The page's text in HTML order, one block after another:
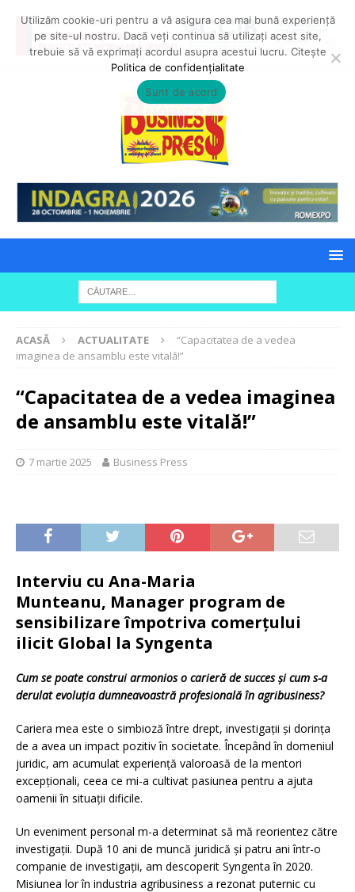
ACASĂ ACTUALITATE
“Capacitatea de a vedea
imaginea de ansamblu este vitală!”
“Capacitatea de a vedea imaginea
de ansamblu este vitală!”
7 martie 2025 Business Press
Interviu cu Ana-Maria
Munteanu, Manager program de
sensibilizare împotriva comerțului
ilicit Global la Syngenta
Cum se poate construi armonios o carieră de succes și cum s-a
derulat evoluția dumneavoastră profesională în agribusiness?
Cariera mea este o simbioză între drept, investigații și dorința
de a avea un impact pozitiv în societate. Începând în domeniul
juridic, am acumulat experiență valoroasă de la mentori
excepționali, ceea ce mi-a cultivat pasiunea pentru a ajuta
oamenii în situații dificile.
Un eveniment personal m-a determinat să mă reorientez către
investigații. După 10 ani de muncă juridică și patru ani într-o
companie de investigații, am descoperit Syngenta în 2020.
Misiunea lor în industria agribusiness a rezonat puternic cu
Utilizăm cookie-uri pentru a vă asigura cea mai bună experiență
pe site-ul nostru. Dacă veți continua să utilizați acest site,
trebuie să vă exprimați acordul asupra acestui lucru. Citește
Politica de confidențialitate
Sunt de acord